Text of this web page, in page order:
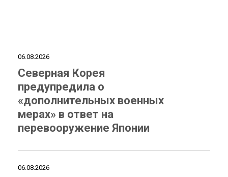
06.08.2026
Северная Корея
предупредила о
«дополнительных военных
мерах» в ответ на
перевооружение Японии
06.08.2026